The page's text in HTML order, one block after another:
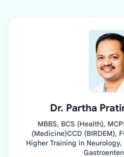
Dr. Partha
MBBS, BCS (Health),
(Medicine)CCD (BIRDEM),
Higher Training in